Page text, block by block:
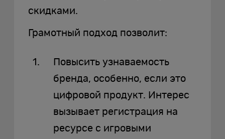
скидками.
Грамотный подход позволит:
Повысить узнаваемость
бренда, особенно, если это
цифровой продукт. Интерес
вызывает регистрация на
ресурсе с игровыми